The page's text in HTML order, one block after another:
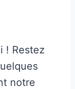
! Restez
notre